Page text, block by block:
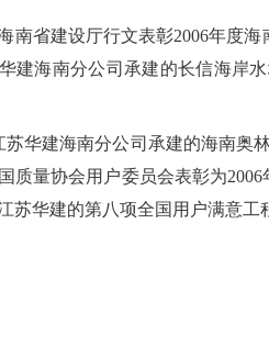
省建设厅行文表彰2006年度海
建海南分公司承建的长信海岸
建海南分公司承建的海南奥林
质量协会用户委员会表彰为
苏华建的第八项全国用户满意工